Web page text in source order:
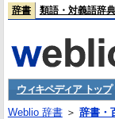
辞書 類語・対義語辞典
ウィキペディア トップ
Weblio 辞書＞ 辞書・